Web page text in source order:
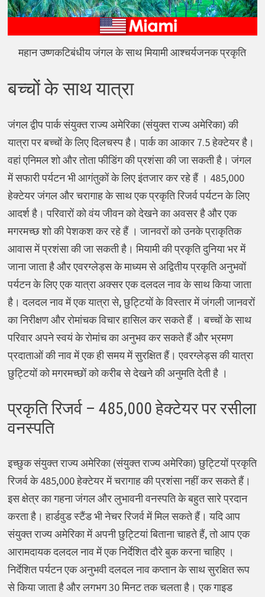
महान उष्णकटिबंधीय जंगल के साथ मियामी आश्चर्यजनक प्रकृति
बच्चों के साथ यात्रा
जंगल द्वीप पार्क संयुक्त राज्य अमेरिका (संयुक्त राज्य अमेरिका) की
यात्रा पर बच्चों के लिए दिलचस्प है। पार्क का आकार 7.5 हेक्टेयर है।
वहां एनिमल शो और तोता फीडिंग की प्रशंसा की जा सकती है। जंगल
में सफारी पर्यटन भी आगंतुकों के लिए इंतजार कर रहे हैं । 485,000
हेक्टेयर जंगल और चरागाह के साथ एक प्रकृति रिजर्व पर्यटन के लिए
आदर्श है। परिवारों को वंय जीवन को देखने का अवसर है और एक
मगरमच्छ शो की पेशकश कर रहे हैं । जानवरों को उनके प्राकृतिक
आवास में प्रशंसा की जा सकती है। मियामी की प्रकृति दुनिया भर में
जाना जाता है और एवरग्लेड्स के माध्यम से अद्वितीय प्रकृति अनुभवों
पर्यटन के लिए एक यात्रा अक्सर एक दलदल नाव के साथ किया जाता
है। दलदल नाव में एक यात्रा से, छुट्टियों के विस्तार में जंगली जानवरों
का निरीक्षण और रोमांचक विचार हासिल कर सकते हैं । बच्चों के साथ
परिवार अपने स्वयं के रोमांच का अनुभव कर सकते हैं और भ्रमण
प्रदाताओं की नाव में एक ही समय में सुरक्षित हैं। एवरग्लेड्स की यात्रा
छुट्टियों को मगरमच्छों को करीब से देखने की अनुमति देती है ।
प्रकृति रिजर्व – 485,000 हेक्टेयर पर रसीला
वनस्पति
इच्छुक संयुक्त राज्य अमेरिका (संयुक्त राज्य अमेरिका) छुट्टियों प्रकृति
रिजर्व के 485,000 हेक्टेयर में चरागाह की प्रशंसा नहीं कर सकते हैं।
इस क्षेत्र का गहना जंगल और लुभावनी वनस्पति के बहुत सारे प्रदान
करता है। हार्डवुड स्टैंड भी नेचर रिजर्व में मिल सकते हैं। यदि आप
संयुक्त राज्य अमेरिका में अपनी छुट्टियां बिताना चाहते हैं, तो आप एक
आरामदायक दलदल नाव में एक निर्देशित दौरे बुक करना चाहिए ।
निर्देशित पर्यटन एक अनुभवी दलदल नाव कप्तान के साथ सुरक्षित रूप
से किया जाता है और लगभग 30 मिनट तक चलता है। एक गाइड